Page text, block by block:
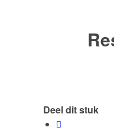
Deel dit stuk